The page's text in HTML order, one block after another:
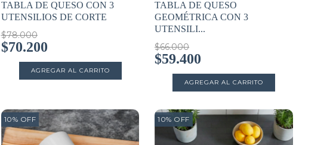
TABLA DE QUESO CON 3
UTENSILIOS DE CORTE
$78.000
$70.200
TABLA DE QUESO
GEOMÉTRICA CON 3
UTENSILI...
$66.000
$59.400
10% OFF 10% OFF